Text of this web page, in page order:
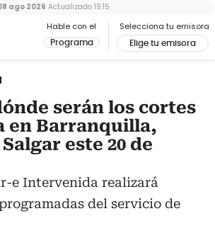
Hable con el
Programa
Selecciona tu emisora
Elige tu emisora
ago 2026 Actualizado 19:15
serán los cortes
en Barranquilla,
este 20 de
e Intervenida realizará
del servicio de